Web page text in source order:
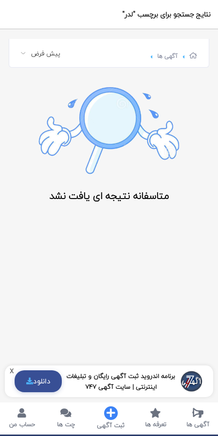
نتایج جستجو برای برچسب "لدر"
آگهی ها
متاسفانه نتیجه ای یافت نشد
x
برنامه اندروید ثبت آگهی رایگان و تبلیغات
اینترنتی | سایت آگهی 747
دانلود
آگهی ها تعرفه ها ثبت آگهی چت ها حساب من